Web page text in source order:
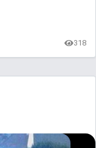
318